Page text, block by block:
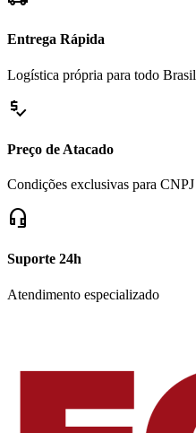
Entrega Rápida
Logística própria para todo Brasil
price_check
Preço de Atacado
Condições exclusivas para CNPJ
headset_mic
Suporte 24h
Atendimento especializado